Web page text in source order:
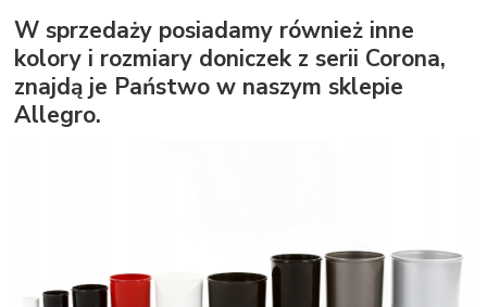
W sprzedaży posiadamy również inne
kolory i rozmiary doniczek z serii Corona,
znajdą je Państwo w naszym sklepie
Allegro.